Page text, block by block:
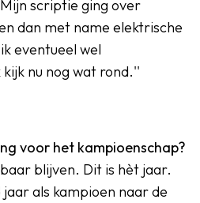
scriptie ging over
dan met name elektrische
eventueel wel
nu nog wat rond.''
voor het kampioenschap?
blijven. Dit is hèt jaar.
als kampioen naar de